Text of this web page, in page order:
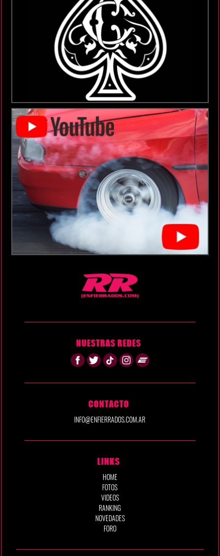
NUESTRAS REDES
CONTACTO
INFO@ENFIERRADOS.COM.AR
LINKS
HOME
FOTOS
VIDEOS
RANKING
NOVEDADES
FORO